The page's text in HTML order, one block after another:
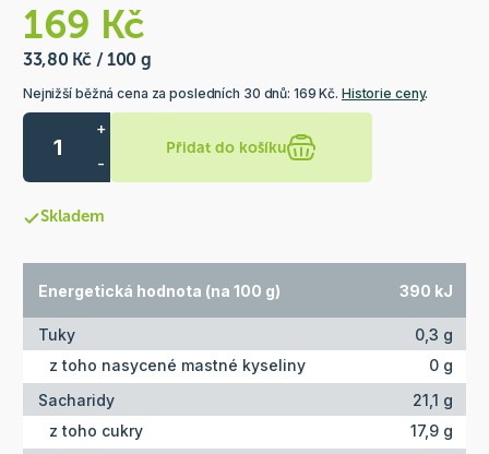
169 Kč
33,80 Kč / 100 g
Nejnižší běžná cena za posledních 30 dnů: 169 Kč. Historie ceny.
+
-
Přidat do košíku
Skladem
Energetická hodnota (na 100 g) 390 kJ
Tuky
0,3 g
z toho nasycené mastné kyseliny
0 g
Sacharidy
21,1 g
z toho cukry
17,9 g